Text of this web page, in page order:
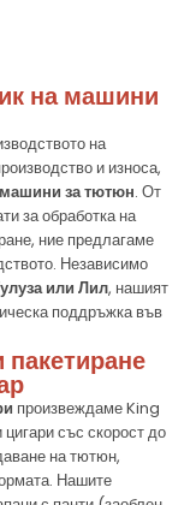
на машини
на
и износа,
машини за тютюн. От
за обработка на
ние предлагаме
Независимо
или Лил, нашият
поддръжка във
произвеждаме King
със скорост до
на тютюн,
Нашите